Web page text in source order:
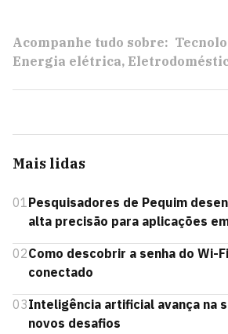
Acompanhe tudo sobre:
Energia elétrica
Mais lidas
01Pesquisadores de Pequim
alta precisão para aplicações
02Como descobrir a senha do Wi-
conectado
03Inteligência artificial avança na
novos desafios